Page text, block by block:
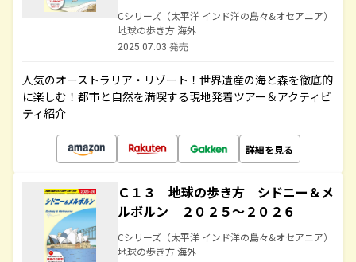
Cシリーズ（太平洋 インド洋の島々&オセアニア）
地球の歩き方 海外
2025.07.03 発売
人気のオーストラリア・リゾート！世界遺産の海と森を徹底的
に楽しむ！都市と自然を満喫する現地発着ツアー＆アクティビ
ティ紹介
詳細を見る
Ｃ１３ 地球の歩き方 シドニー＆メ
ルボルン ２０２５～２０２６
Cシリーズ（太平洋 インド洋の島々&オセアニア）
地球の歩き方 海外